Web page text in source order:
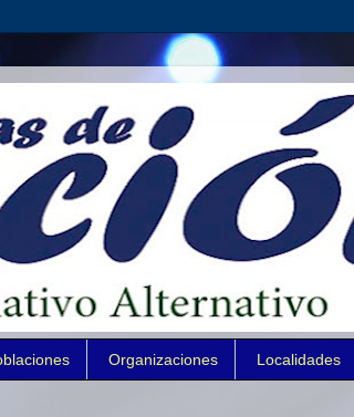
Organizaciones Localidades